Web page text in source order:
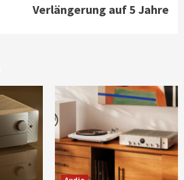
Verlängerung auf 5 Jahre